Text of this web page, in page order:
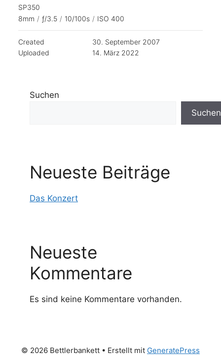
SP350
8mm / ƒ/3.5 / 10/100s / ISO 400
Created
30. September 2007
Uploaded
14. März 2022
Suchen
Suchen
Neueste Beiträge
Das Konzert
Neueste
Kommentare
Es sind keine Kommentare vorhanden.
© 2026 Bettlerbankett • Erstellt mit GeneratePress